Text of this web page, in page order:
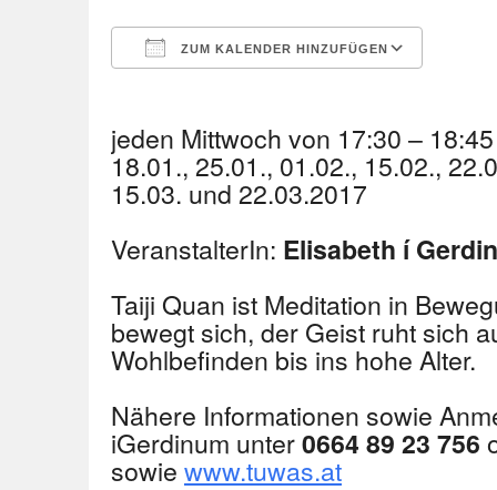
ZUM KALENDER HINZUFÜGEN
jeden Mittwoch von 17:30 –
18.01., 25.01., 01.02., 15.02.,
15.03. und 22.03.2017
VeranstalterIn: Elisabeth í
Taiji Quan ist Meditation in
bewegt sich, der Geist ruht sich
Wohlbefinden bis ins hohe Alter.
Nähere Informationen sowie
iGerdinum unter0664 89 23 756
sowie www.tuwas.at